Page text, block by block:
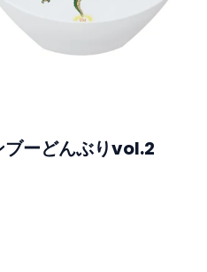
ブーどんぶりvol.2